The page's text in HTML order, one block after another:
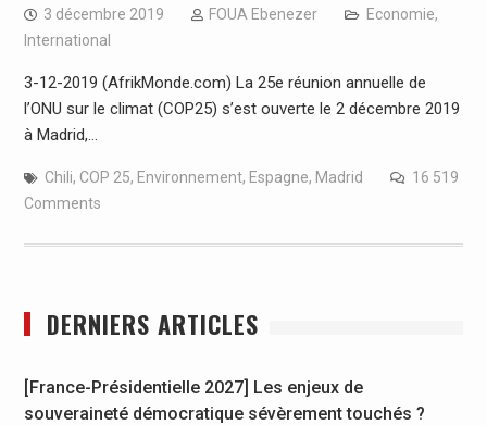
3 décembre 2019 FOUA Ebenezer Economie,
International
3-12-2019 (AfrikMonde.com) La 25e réunion annuelle de
l’ONU sur le climat (COP25) s’est ouverte le 2 décembre 2019
à Madrid,…
Chili, COP 25, Environnement, Espagne, Madrid
16 519
Comments
DERNIERS ARTICLES
[France-Présidentielle 2027] Les enjeux de
souveraineté démocratique sévèrement touchés ?